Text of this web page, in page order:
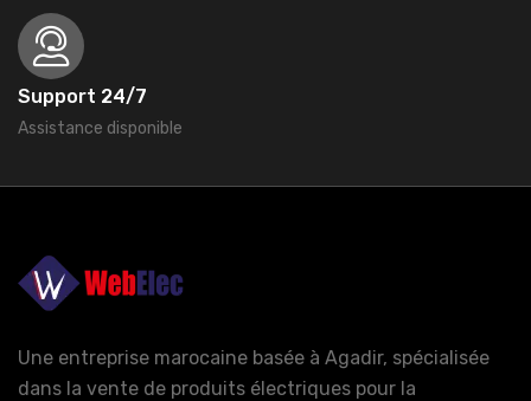
Support 24/7
Assistance disponible
Une entreprise marocaine basée à Agadir, spécialisée
dans la vente de produits électriques pour la